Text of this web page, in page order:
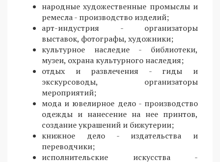
народные художественные промыслы и
ремесла - производство изделий;
арт-индустрия - организаторы
выставок, фотографы, художники;
культурное наследие - библиотеки,
музеи, охрана культурного наследия;
отдых и развлечения - гиды и
экскурсоводы, организаторы
мероприятий;
мода и ювелирное дело - производство
одежды и нанесение на нее принтов,
создание украшений и бижутерии;
книжное дело - издательства и
переводчики;
исполнительские искусства -